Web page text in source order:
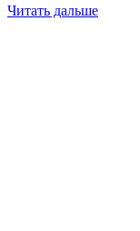
Читать дальше